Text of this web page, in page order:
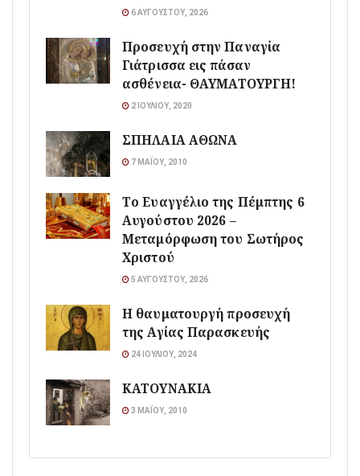
6 ΑΥΓΟΎΣΤΟΥ, 2026
Προσευχή στην Παναγία
Γιάτρισσα εις πάσαν
ασθένεια- ΘΑΥΜΑΤΟΥΡΓΗ!
2 ΙΟΥΛΊΟΥ, 2020
ΣΠΗΛΑΙΑ ΑΘΩΝΑ
7 ΜΑΪ́ΟΥ, 2010
Το Ευαγγέλιο της Πέμπτης 6
Αυγούστου 2026 –
Μεταμόρφωση του Σωτήρος
Χριστού
5 ΑΥΓΟΎΣΤΟΥ, 2026
Η θαυματουργή προσευχή
της Αγίας Παρασκευής
24 ΙΟΥΛΊΟΥ, 2024
ΚΑΤΟΥΝΑΚΙΑ
3 ΜΑΪ́ΟΥ, 2010